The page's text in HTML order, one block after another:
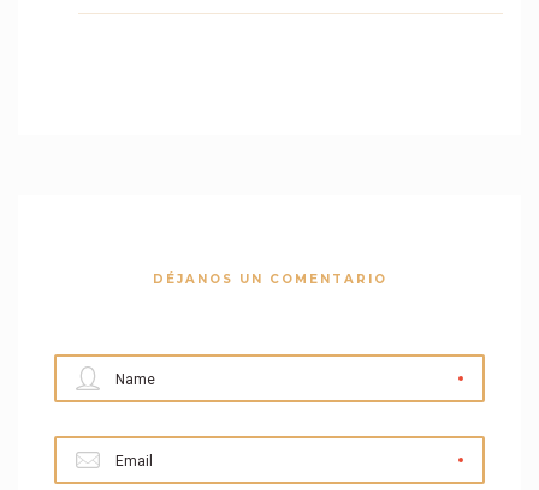
DÉJANOS UN COMENTARIO
Name
Email